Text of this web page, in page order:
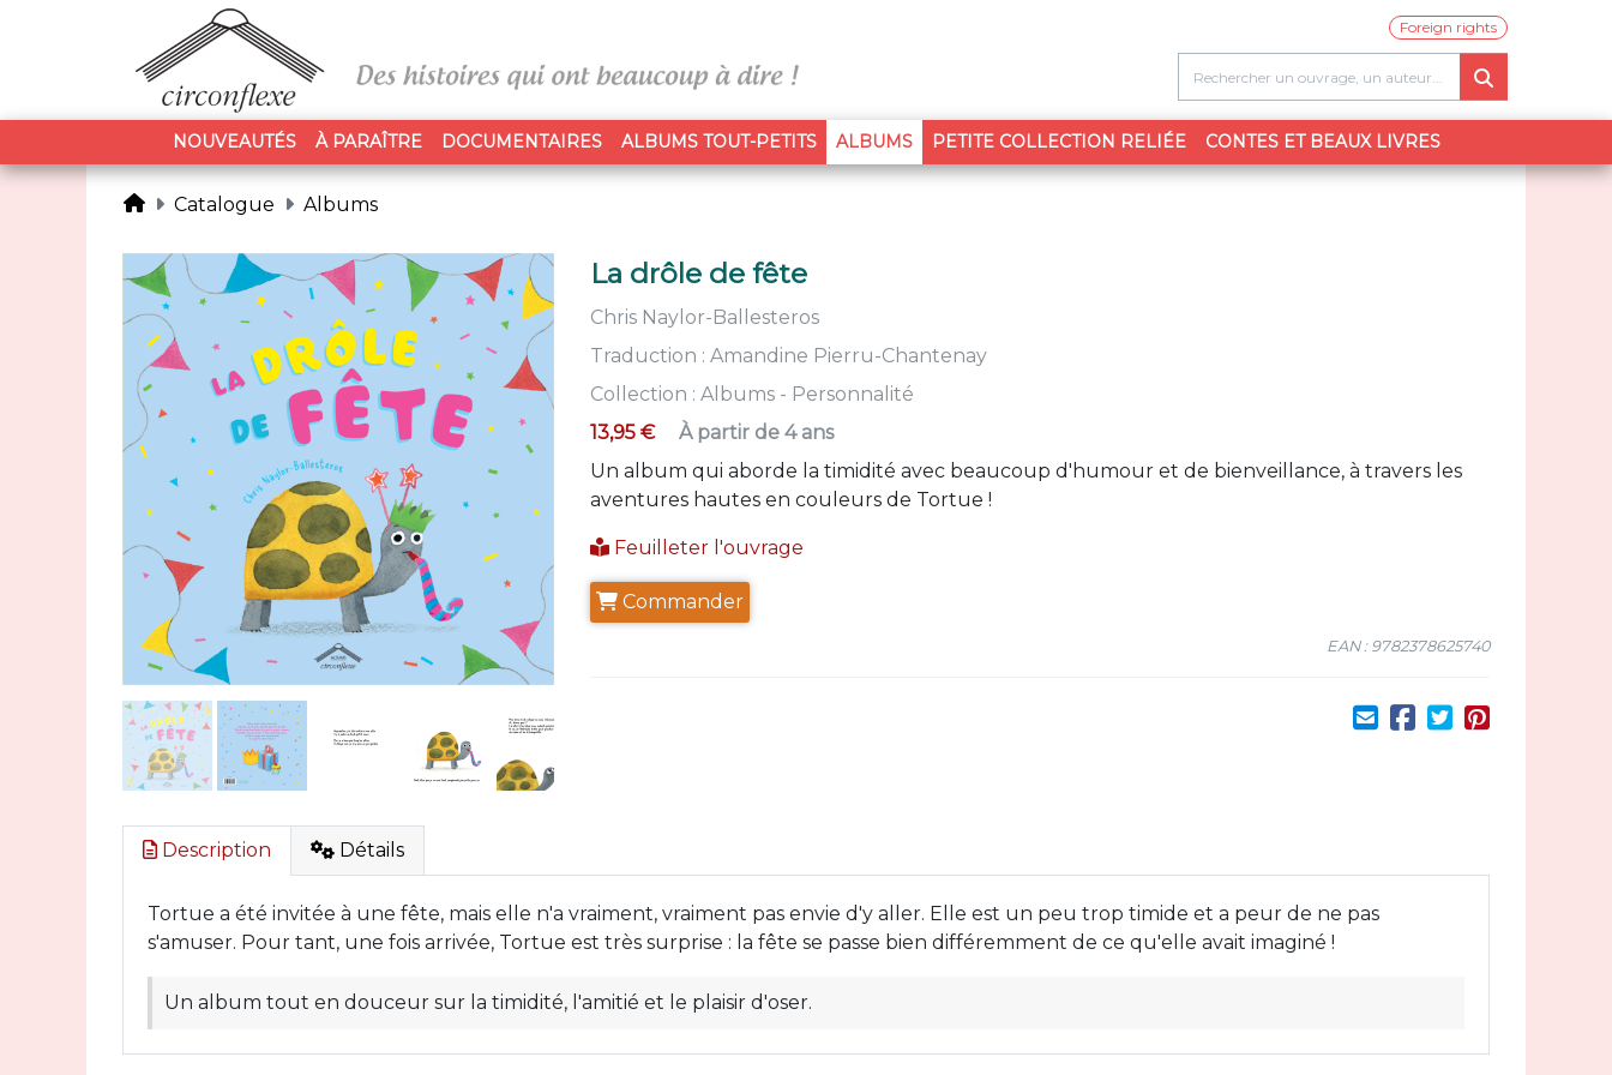
Foreign rights
NOUVEAUTÉS À PARAÎTRE DOCUMENTAIRES ALBUMS TOUT-PETITS ALBUMS(CURRENT)
PETITE COLLECTION RELIÉE CONTES ET BEAUX LIVRES
Catalogue Albums
La drôle de fête
Chris Naylor-Ballesteros
Traduction : Amandine Pierru-Chantenay
Collection : Albums - Personnalité
13,95 €
À partir de 4 ans
Un album qui aborde la timidité avec beaucoup d'humour et de bienveillance, à travers les
aventures hautes en couleurs de Tortue !
Feuilleter l'ouvrage
Commander
EAN : 9782378625740
Description Détails
Tortue a été invitée à une fête, mais elle n'a vraiment, vraiment pas envie d'y aller. Elle est un peu trop timide et a peur de ne pas
s'amuser. Pour tant, une fois arrivée, Tortue est très surprise : la fête se passe bien différemment de ce qu'elle avait imaginé !
Un album tout en douceur sur la timidité, l'amitié et le plaisir d'oser.